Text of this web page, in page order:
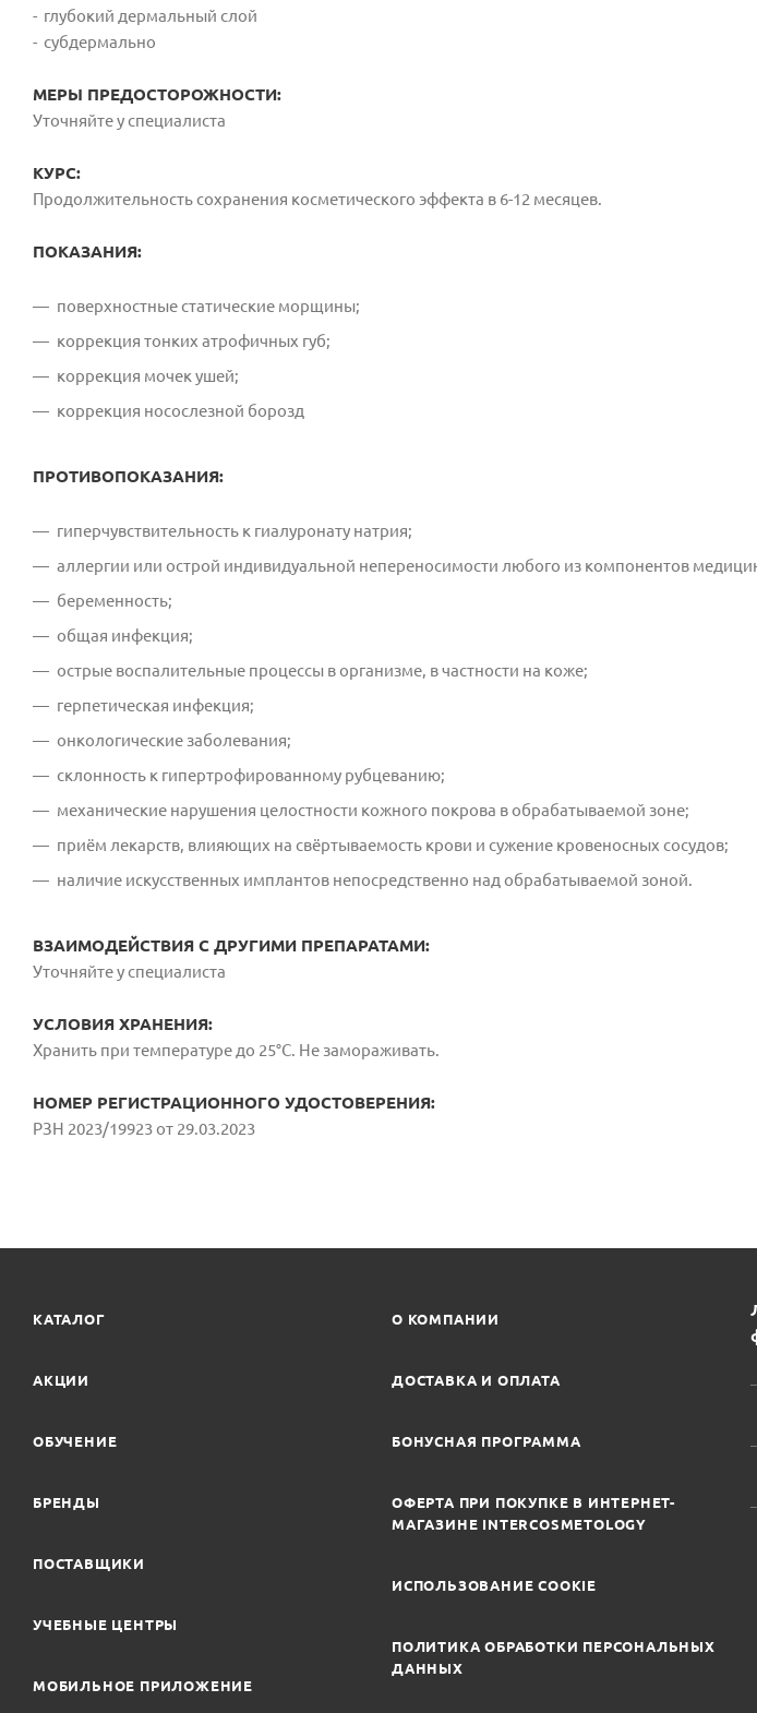
- глубокий дермальный слой
- субдермально
МЕРЫ ПРЕДОСТОРОЖНОСТИ:
Уточняйте у специалиста
КУРС:
Продолжительность сохранения косметического эффекта в 6-12 месяцев.
ПОКАЗАНИЯ:
поверхностные статические морщины;
коррекция тонких атрофичных губ;
коррекция мочек ушей;
коррекция носослезной борозд
ПРОТИВОПОКАЗАНИЯ:
гиперчувствительность к гиалуронату натрия;
аллергии или острой индивидуальной непереносимости любого из компонентов
беременность;
общая инфекция;
острые воспалительные процессы в организме, в частности на коже;
герпетическая инфекция;
онкологические заболевания;
склонность к гипертрофированному рубцеванию;
механические нарушения целостности кожного покрова в обрабатываемой зоне;
приём лекарств, влияющих на свёртываемость крови и сужение кровеносных сосудов;
наличие искусственных имплантов непосредственно над обрабатываемой зоной.
ВЗАИМОДЕЙСТВИЯ С ДРУГИМИ ПРЕПАРАТАМИ:
Уточняйте у специалиста
УСЛОВИЯ ХРАНЕНИЯ:
Хранить при температуре до 25°C. Не замораживать.
НОМЕР РЕГИСТРАЦИОННОГО УДОСТОВЕРЕНИЯ:
РЗН 2023/19923 от 29.03.2023
КАТАЛОГ
АКЦИИ
ОБУЧЕНИЕ
БРЕНДЫ
ПОСТАВЩИКИ
УЧЕБНЫЕ ЦЕНТРЫ
МОБИЛЬНОЕ ПРИЛОЖЕНИЕ
О КОМПАНИИ
ДОСТАВКА И ОПЛАТА
БОНУСНАЯ ПРОГРАММА
ОФЕРТА ПРИ ПОКУПКЕ В ИНТЕРНЕТ-
МАГАЗИНЕ INTERCOSMETOLOGY
ИСПОЛЬЗОВАНИЕ COOKIE
ПОЛИТИКА ОБРАБОТКИ ПЕРСОНАЛЬНЫХ
ДАННЫХ